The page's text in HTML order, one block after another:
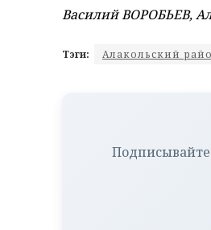
Василий ВОРОБЬЕВ,
Тэги: Алакольский